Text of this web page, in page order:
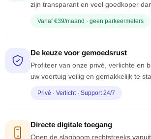
zijn transparant en veel goedkoper
Vanaf €39/maand · geen parkeermeters
De keuze voor gemoedsrust
Profiteer van onze privé, verlichte en
uw voertuig veilig en gemakkelijk te
Privé · Verlicht · Support 24/7
Directe digitale toegang
Open de slagboom rechtstreeks